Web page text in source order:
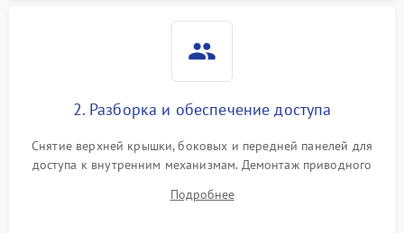
2. Разборка и обеспечение доступа
Снятие верхней крышки, боковых и передней панелей для
доступа к внутренним механизмам. Демонтаж приводного
Обеспечение свободного доступа к ТЭНу, компрессору,
Подробнее